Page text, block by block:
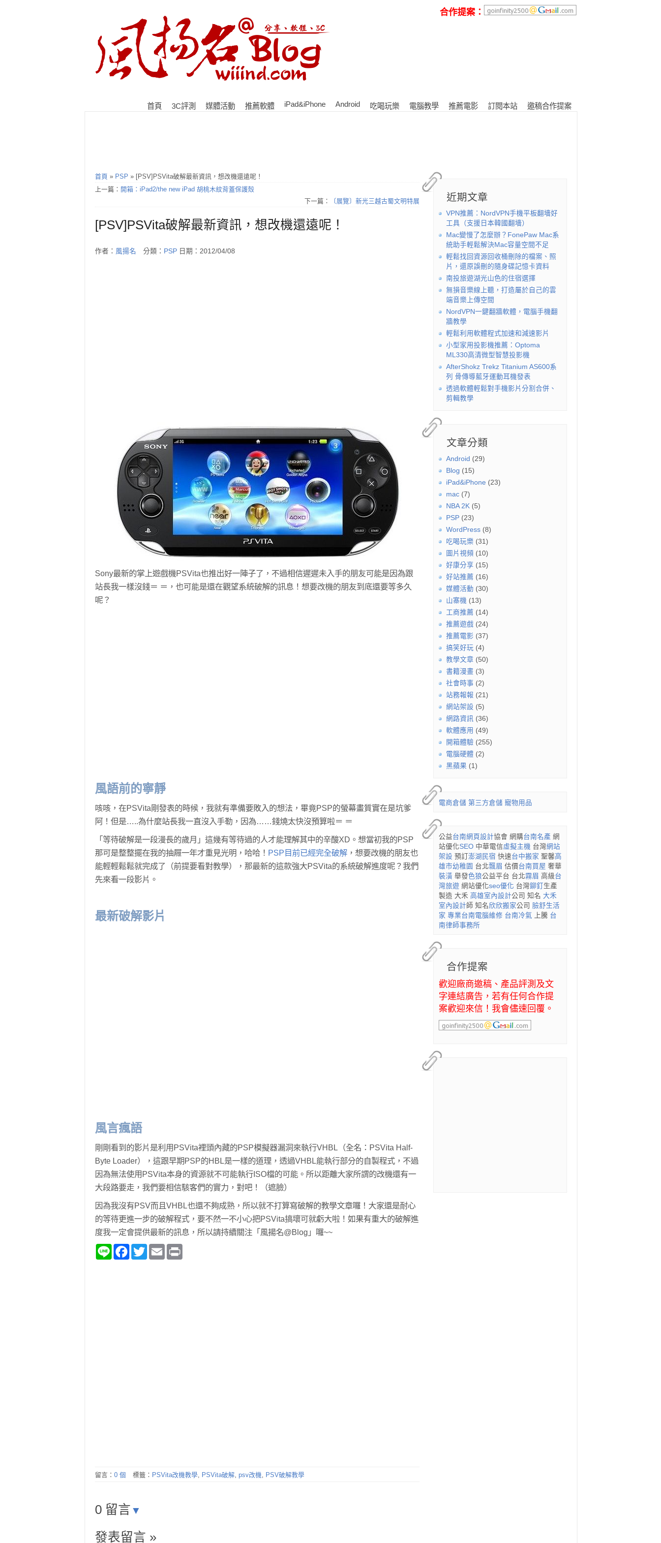
合作提案：
首頁 3C評測 媒體活動 推薦軟體 iPad&iPhone Android 吃喝玩樂 電腦教學 推薦電影 訂閱本站 邀稿合作提案
近期文章
VPN推薦：NordVPN手機平板翻墻好
工具（支援日本韓國翻墻）
Mac變慢了怎麼辦？FonePaw Mac系
統助手輕鬆解決Mac容量空間不足
輕鬆找回資源回收桶刪除的檔案、照
片，還原誤刪的隨身碟記憶卡資料
南投旅遊湖光山色的住宿選擇
無損音樂線上聽，打造屬於自己的雲
端音樂上傳空間
NordVPN一鍵翻牆軟體，電腦手機翻
牆教學
輕鬆利用軟體程式加速和減速影片
小型家用投影機推薦：Optoma
ML330高清微型智慧投影機
AfterShokz Trekz Titanium AS600系
列 骨傳導藍牙運動耳機發表
透過軟體輕鬆對手機影片分割合併、
剪輯教學
文章分類
Android (29)
Blog (15)
iPad&iPhone (23)
mac (7)
NBA 2K (5)
PSP (23)
WordPress (8)
吃喝玩樂 (31)
圖片視頻 (10)
好康分享 (15)
好站推薦 (16)
媒體活動 (30)
山寨機 (13)
工商推薦 (14)
推薦遊戲 (24)
推薦電影 (37)
搞笑好玩 (4)
教學文章 (50)
書籍漫畫 (3)
社會時事 (2)
站務報報 (21)
網站架設 (5)
網路資訊 (36)
軟體應用 (49)
開箱體驗 (255)
電腦硬體 (2)
黑蘋果 (1)
電商倉儲 第三方倉儲 寵物用品
公益台南網頁設計協會 網購台南名產 網
站優化SEO 中華電信虛擬主機 台灣網站
架設 預訂 澎湖民宿 快速台中搬家 聖馨高
雄市幼稚園 台北飄眉 估價台南買屋 奢華
裝潢 舉發色狼公益平台 台北霧眉 高級台
灣旅遊 網站優化seo優化 台灣鉚釘 生產
製造 大禾 高雄室內設計公司 知名 大禾
室內設計 師 知名欣欣搬家公司 臉舒生活
家 專業台南電腦維修 台南冷氣 上騰 台
南律師事務所
合作提案
歡迎廠商邀稿、產品評測及文
字連結廣告，若有任何合作提
案歡迎來信！我會儘速回覆。
首頁 » PSP » [PSV]PSVita破解最新資訊，想改機還遠呢！
上一篇： 開箱：iPad2/the new iPad 胡桃木紋背蓋保護殼
下一篇：
〔展覽〕新光三越古蜀文明特展
[PSV]PSVita破解最新資訊，想改機還遠呢！
作者： 風揚名 分類： PSP 日期：2012/04/08
Sony最新的掌上遊戲機PSVita也推出好一陣子了，不過相信遲遲未入手的朋友可能是因為跟
站長我一樣沒錢＝ ＝，也可能是還在觀望系統破解的訊息！想要改機的朋友到底還要等多久
呢？
風語前的寧靜
咳咳，在PSVita剛發表的時候，我就有準備要敗入的想法，畢竟PSP的螢幕畫質實在是坑爹
阿！但是…..為什麼站長我一直沒入手勒，因為……錢燒太快沒預算啦＝ ＝
「等待破解是一段漫長的歲月」這幾有等待過的人才能理解其中的辛酸XD。想當初我的PSP
那可是整整擺在我的抽屜一年才重見光明，哈哈！ PSP目前已經完全破解 ，想要改機的朋友也
能輕輕鬆鬆就完成了（前提要看對教學），那最新的這款強大PSVita的系統破解進度呢？我們
先來看一段影片。
最新破解影片
風言瘋語
剛剛看到的影片是利用PSVita裡頭內藏的PSP模擬器漏洞來執行VHBL（全名：PSVita Half-
Byte Loader），這跟早期PSP的HBL是一樣的道理，透過VHBL能執行部分的自製程式，不過
因為無法使用PSVita本身的資源就不可能執行ISO檔的可能。所以距離大家所謂的改機還有一
大段路要走，我們要相信駭客們的實力，對吧！（遮臉）
因為我沒有PSV而且VHBL也還不夠成熟，所以就不打算寫破解的教學文章囉！大家還是耐心
的等待更進一步的破解程式，要不然一不小心把PSVita搞壞可就虧大啦！如果有重大的破解進
度我一定會提供最新的訊息，所以請持續關注「風揚名@Blog」囉~~
Line Facebook
TwitterEmail
留言： 0 個 標籤： PSVita改機教學, PSVita破解, psv改機, PSV破解教學
0 留言 ▼
發表留言 »